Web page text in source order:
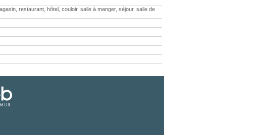
restaurant, hôtel, couloir, salle à manger, séjour, salle de